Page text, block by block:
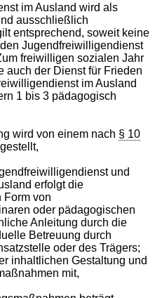
im Ausland wird als
ausschließlich
entsprechend, soweit keine
Jugendfreiwilligendienst
freiwilligen sozialen Jahr
auch der Dienst für Frieden
im Ausland
1 bis 3 pädagogisch
wird von einem nach § 10
und
erfolgt die
Form von
oder pädagogischen
Anleitung durch die
Betreuung durch
oder des Trägers;
inhaltlichen Gestaltung und
mit,